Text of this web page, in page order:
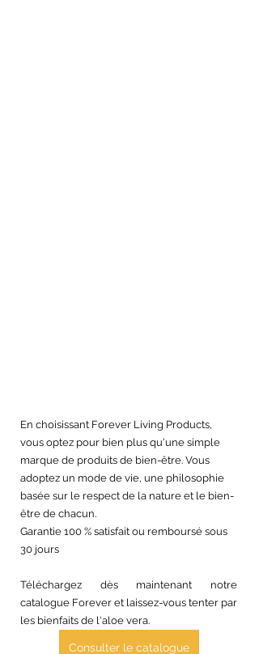
En choisissant Forever Living Products,
vous optez pour bien plus qu'une simple
marque de produits de bien-être. Vous
adoptez un mode de vie, une philosophie
basée sur le respect de la nature et le bien-
être de chacun.
Garantie 100 % satisfait ou remboursé sous
30 jours
Téléchargez dès maintenant notre
catalogue Forever et laissez-vous tenter par
les bienfaits de l'aloe vera.
Consulter le catalogue